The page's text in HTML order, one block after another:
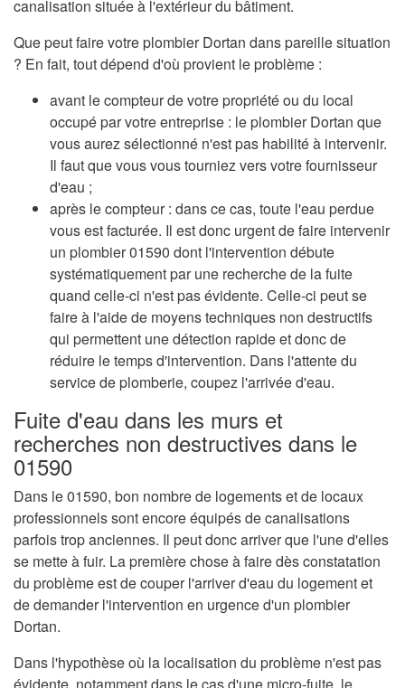
canalisation située à l'extérieur du bâtiment.
Que peut faire votre plombier Dortan dans pareille situation
? En fait, tout dépend d'où provient le problème :
avant le compteur de votre propriété ou du local
occupé par votre entreprise : le plombier Dortan que
vous aurez sélectionné n'est pas habilité à intervenir.
Il faut que vous vous tourniez vers votre fournisseur
d'eau ;
après le compteur : dans ce cas, toute l'eau perdue
vous est facturée. Il est donc urgent de faire intervenir
un plombier 01590 dont l'intervention débute
systématiquement par une recherche de la fuite
quand celle-ci n'est pas évidente. Celle-ci peut se
faire à l'aide de moyens techniques non destructifs
qui permettent une détection rapide et donc de
réduire le temps d'intervention. Dans l'attente du
service de plomberie, coupez l'arrivée d'eau.
Fuite d'eau dans les murs et
recherches non destructives dans le
01590
Dans le 01590, bon nombre de logements et de locaux
professionnels sont encore équipés de canalisations
parfois trop anciennes. Il peut donc arriver que l'une d'elles
se mette à fuir. La première chose à faire dès constatation
du problème est de couper l'arriver d'eau du logement et
de demander l'intervention en urgence d'un plombier
Dortan.
Dans l'hypothèse où la localisation du problème n'est pas